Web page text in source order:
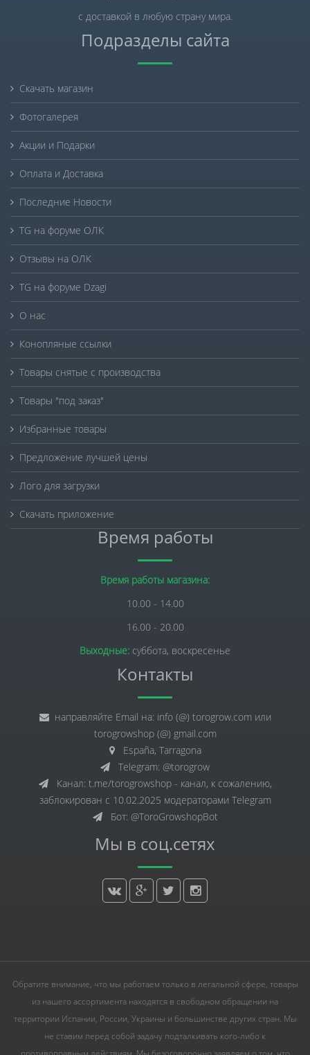
с доставкой в любую страну мира.
Подразделы сайта
Скачать магазин
Фотогалерея
Акции и Подарки
Оплата и Доставка
Последние Новости
TG на форуме ОЛК
Отзывы на ОЛК
TG на форуме Dzagi
О нас
Конопляные ссылки
Товары снятые с производства
Товары "под заказ"
Избранные товары
Предложение лучшей цены
Лого для загрузки
Скачать приложение
Время работы
Время работы магазина:
10.00 - 14.00
16.00 - 20.00
Выходные: суббота, воскресенье
Контакты
направляйте Email на: info (@) torogrow.com или
torogrowshop (@) gmail.com
España, Tarragona
Telegram: @torogrow
Канал: t.me/torogrowshop - канал, к сожалению,
заблокирован с 10.02.2025 модераторами Telegram
Бот: @ToroGrowshopBot
Мы в соц.сетях
Обратите внимание, что мы работаем только в легальной сфере, товары
из нашего ассортимента находятся в свободном обращении на
территории Испании, России, Украины и большинстве других стран. Мы
не ставим перед собой задачу подталкивать кого-либо к